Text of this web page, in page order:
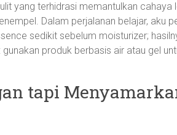
yang terhidrasi memantulkan cahaya
Dalam perjalanan belajar, aku
sedikit sebelum moisturizer;
produk berbasis air atau gel
tapi